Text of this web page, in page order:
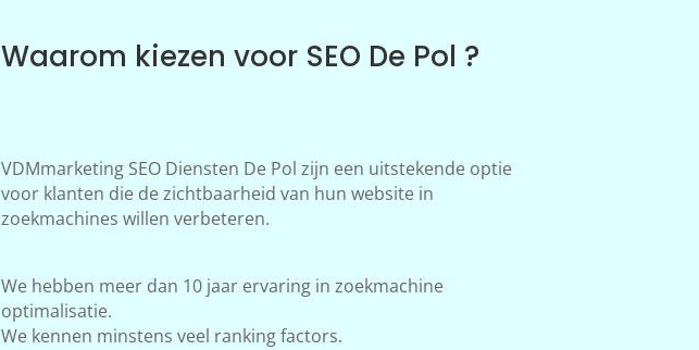
Waarom kiezen voor SEO De Pol ?
VDMmarketing SEO Diensten De Pol zijn een uitstekende optie
voor klanten die de zichtbaarheid van hun website in
zoekmachines willen verbeteren.
We hebben meer dan 10 jaar ervaring in zoekmachine
optimalisatie.
We kennen minstens veel ranking factors.